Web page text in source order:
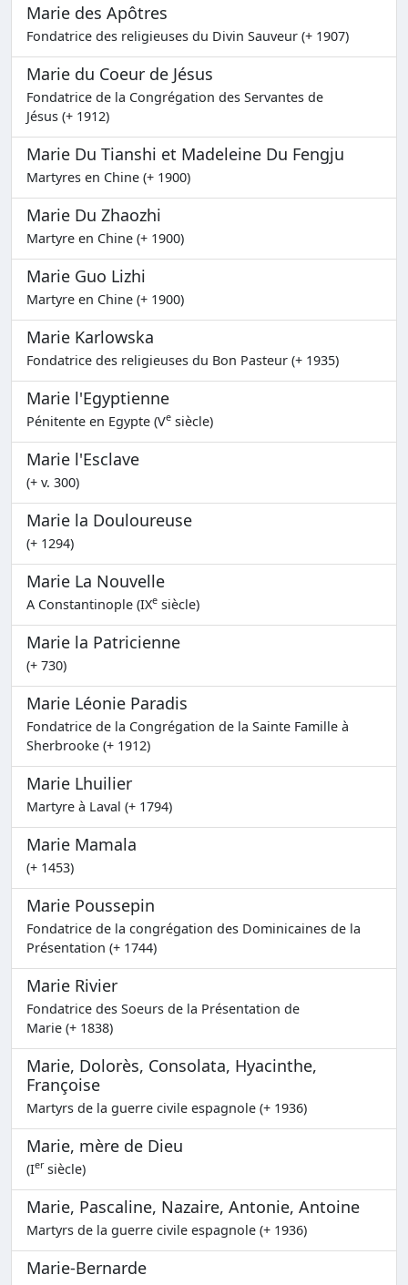
Marie des Apôtres
Fondatrice des religieuses du Divin Sauveur (+ 1907)
Marie du Coeur de Jésus
Fondatrice de la Congrégation des Servantes de
Jésus (+ 1912)
Marie Du Tianshi et Madeleine Du Fengju
Martyres en Chine (+ 1900)
Marie Du Zhaozhi
Martyre en Chine (+ 1900)
Marie Guo Lizhi
Martyre en Chine (+ 1900)
Marie Karlowska
Fondatrice des religieuses du Bon Pasteur (+ 1935)
Marie l'Egyptienne
Pénitente en Egypte (Ve siècle)
Marie l'Esclave
(+ v. 300)
Marie la Douloureuse
(+ 1294)
Marie La Nouvelle
A Constantinople (IXe siècle)
Marie la Patricienne
(+ 730)
Marie Léonie Paradis
Fondatrice de la Congrégation de la Sainte Famille à
Sherbrooke (+ 1912)
Marie Lhuilier
Martyre à Laval (+ 1794)
Marie Mamala
(+ 1453)
Marie Poussepin
Fondatrice de la congrégation des Dominicaines de la
Présentation (+ 1744)
Marie Rivier
Fondatrice des Soeurs de la Présentation de
Marie (+ 1838)
Marie, Dolorès, Consolata, Hyacinthe,
Françoise
Martyrs de la guerre civile espagnole (+ 1936)
Marie, mère de Dieu
(Iersiècle)
Marie, Pascaline, Nazaire, Antonie, Antoine
Martyrs de la guerre civile espagnole (+ 1936)
Marie-Bernarde